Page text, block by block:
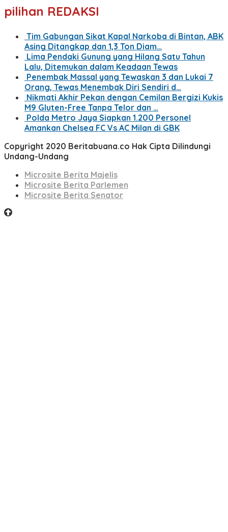
pilihan REDAKSI
Tim Gabungan Sikat Kapal Narkoba di Bintan, ABK
Asing Ditangkap dan 1,3 Ton Diam…
Lima Pendaki Gunung yang Hilang Satu Tahun
Lalu, Ditemukan dalam Keadaan Tewas
Penembak Massal yang Tewaskan 3 dan Lukai 7
Orang, Tewas Menembak Diri Sendiri d…
Nikmati Akhir Pekan dengan Cemilan Bergizi Kukis
M9 Gluten-Free Tanpa Telor dan …
Polda Metro Jaya Siapkan 1.200 Personel
Amankan Chelsea FC Vs AC Milan di GBK
Copyright 2020 Beritabuana.co Hak Cipta Dilindungi
Undang-Undang
Microsite Berita Majelis
Microsite Berita Parlemen
Microsite Berita Senator